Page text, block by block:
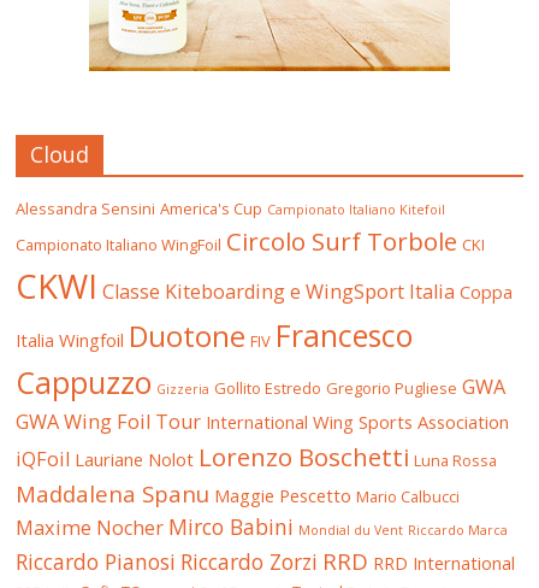
Cloud
Alessandra Sensini America's Cup Campionato Italiano Kitefoil
Campionato Italiano WingFoil Circolo Surf Torbole CKI
CKWI Classe Kiteboarding e WingSport Italia Coppa
Italia Wingfoil Duotone FIV Francesco
Cappuzzo Gizzeria Gollito Estredo Gregorio Pugliese GWA
GWA Wing Foil Tour International Wing Sports Association
iQFoil Lauriane Nolot Lorenzo Boschetti Luna Rossa
Maddalena Spanu Maggie Pescetto Mario Calbucci
Maxime Nocher Mirco Babini Mondial du Vent Riccardo Marca
Riccardo Pianosi Riccardo Zorzi RRD RRD International